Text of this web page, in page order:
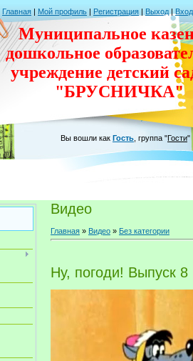
Главная | Мой профиль | Регистрация | Выход | Вход
Муниципальное
дошкольное
учреждение детский
"БРУСНИЧКА"
Вы вошли как Гость группа "Гости"
Видео
Главная » Видео » Без категории
Ну, погоди! Выпуск 8